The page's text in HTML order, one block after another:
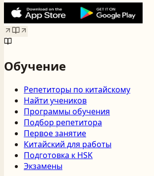
Обучение
Репетиторы по китайскому
Найти учеников
Программы обучения
Подбор репетитора
Первое занятие
Китайский для работы
Подготовка к HSK
Экзамены